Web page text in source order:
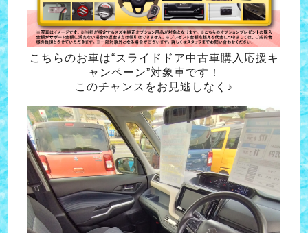
こちらのお車は“スライドドア中古車購入応援キ
ャンペーン”対象車です！
このチャンスをお見逃しなく♪